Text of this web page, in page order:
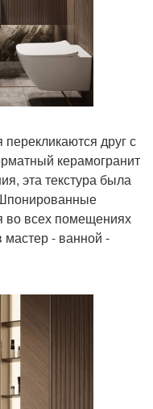
друг с
керамогранит
эта текстура была
во всех помещениях
- ванной -